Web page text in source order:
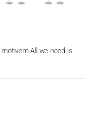
All we need is